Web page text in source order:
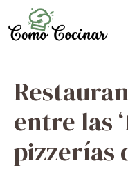
to
content
entre las
pizzerías